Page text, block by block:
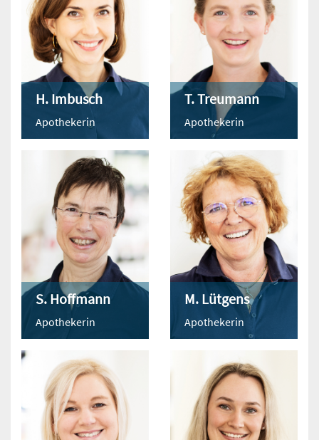
H. Imbusch
Apothekerin
T. Treumann
Apothekerin
S. Hoffmann
Apothekerin
M. Lütgens
Apothekerin